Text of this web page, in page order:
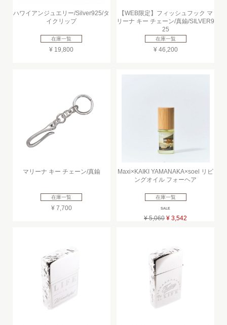
ハワイアンジュエリー/Silver925/タ
イクリップ
在庫一覧
¥ 19,800
【WEB限定】フィッシュフック マ
リーナ キー チェーン/真鍮/SILVER9
25
在庫一覧
¥ 46,200
マリーナ キー チェーン/真鍮
在庫一覧
¥ 7,700
Maxi×KAIKI YAMANAKA×soel リビ
ングオイル フォーヘア
在庫一覧
SALE
¥ 5,060 ¥ 3,542